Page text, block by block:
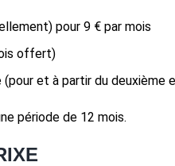
pour 9 € par mois
offert)
et à partir du deuxième
période de 12 mois.